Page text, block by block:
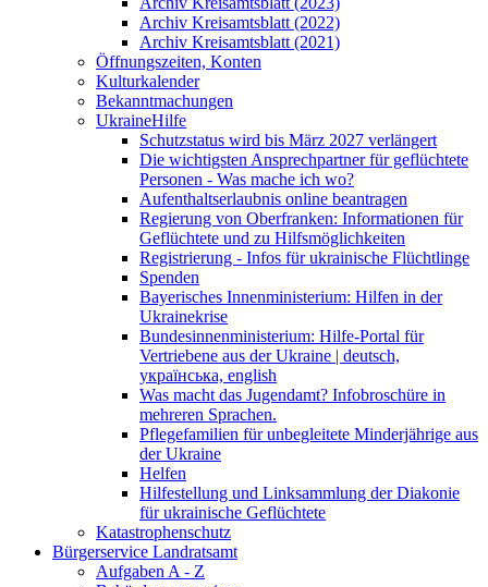
Archiv Kreisamtsblatt (2022)
Archiv Kreisamtsblatt (2021)
Öffnungszeiten, Konten
Kulturkalender
Bekanntmachungen
UkraineHilfe
Schutzstatus wird bis März 2027 verlängert
Die wichtigsten Ansprechpartner für geflüchtete
Personen - Was mache ich wo?
Aufenthaltserlaubnis online beantragen
Regierung von Oberfranken: Informationen für
Geflüchtete und zu Hilfsmöglichkeiten
Registrierung - Infos für ukrainische Flüchtlinge
Spenden
Bayerisches Innenministerium: Hilfen in der
Ukrainekrise
Bundesinnenministerium: Hilfe-Portal für
Vertriebene aus der Ukraine | deutsch,
українська, english
Was macht das Jugendamt? Infobroschüre in
mehreren Sprachen.
Pflegefamilien für unbegleitete Minderjährige aus
der Ukraine
Helfen
Hilfestellung und Linksammlung der Diakonie
für ukrainische Geflüchtete
Katastrophenschutz
Bürgerservice Landratsamt
Aufgaben A - Z